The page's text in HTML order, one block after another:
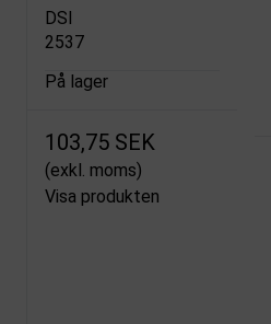
DSI
2537
På lager
103,75 SEK
(exkl. moms)
Visa produkten